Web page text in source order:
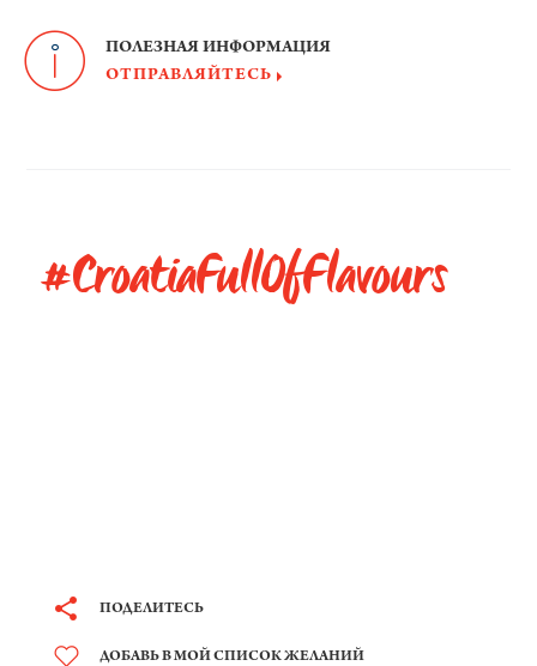
ПОЛЕЗНАЯ ИНФОРМАЦИЯ
ОТПРАВЛЯЙТЕСЬ
#CroatiaFullOfFlavours
ПОДЕЛИТЕСЬ
ДОБАВЬ В МОЙ СПИСОК ЖЕЛАНИЙ